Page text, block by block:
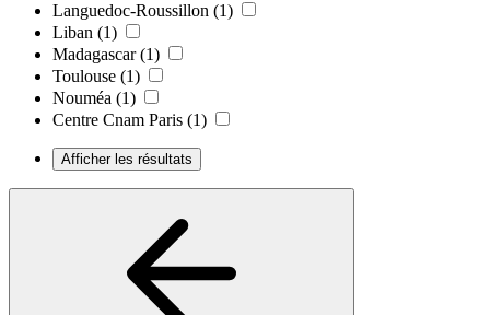
Languedoc-Roussillon (1)
Liban (1)
Madagascar (1)
Toulouse (1)
Nouméa (1)
Centre Cnam Paris (1)
Afficher les résultats